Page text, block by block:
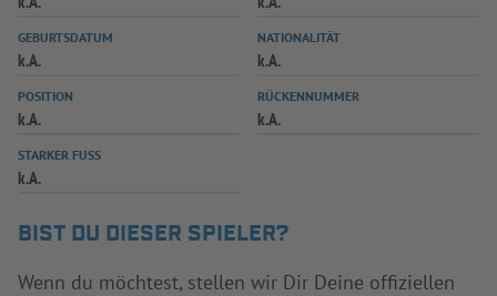
SPIELPLUS
GEBURTSDATUM
k.A.
NATIONALITÄT
k.A.
POSITION
k.A.
RÜCKENNUMMER
k.A.
STARKER FUSS
k.A.
BIST DU DIESER SPIELER?
Wenn du möchtest, stellen wir Dir Deine offiziellen